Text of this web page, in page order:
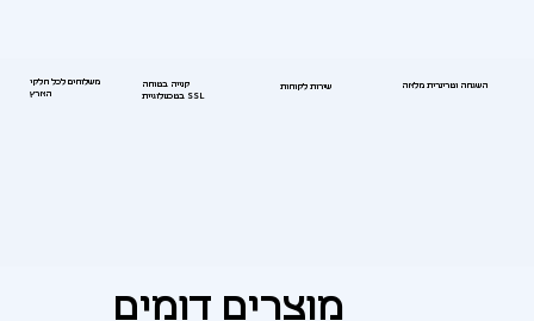
משלוחים לכל חלקי
הארץ
קנייה בטוחה
בטכנולוגיית SSL
שירות לקוחות השגחה וטרינרית מלאה
מוצרים דומים